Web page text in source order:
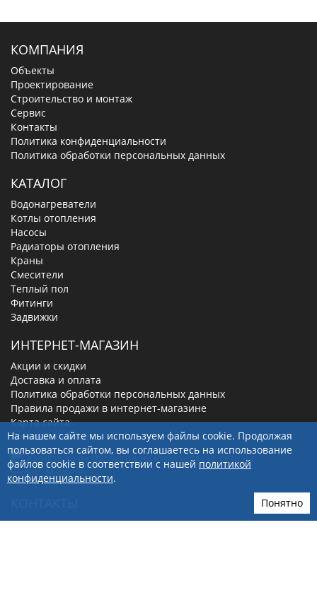
КОМПАНИЯ
Объекты
Проектирование
Строительство и монтаж
Сервис
Контакты
Политика конфиденциальности
Политика обработки персональных данных
КАТАЛОГ
Водонагреватели
Котлы отопления
Насосы
Радиаторы отопления
Краны
Смесители
Теплый пол
Фитинги
Задвижки
ИНТЕРНЕТ-МАГАЗИН
Акции и скидки
Доставка и оплата
Политика обработки персональных данных
Правила продажи в интернет-магазине
Карта сайта
Личный кабинет
г. Бердск, ул. Первомайская 5/6
На нашем сайте мы используем файлы cookie. Продолжая
пользоваться сайтом, вы соглашаетесь на использование
файлов cookie в соответствии с нашей политикой
конфиденциальности.
Понятно